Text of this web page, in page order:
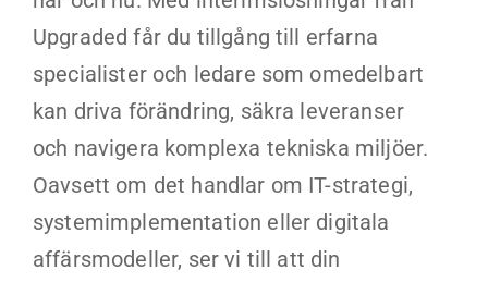
Upgraded får du tillgång till erfarna
specialister och ledare som omedelbart
kan driva förändring, säkra leveranser
och navigera komplexa tekniska miljöer.
Oavsett om det handlar om IT-strategi,
systemimplementation eller digitala
affärsmodeller, ser vi till att din